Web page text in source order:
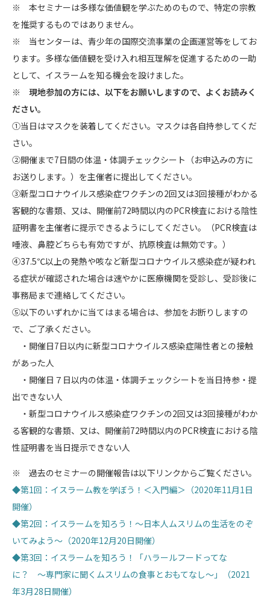
※ 本セミナーは多様な価値観を学ぶためのもので、特定の宗教
を推奨するものではありません。
※ 当センターは、青少年の国際交流事業の企画運営等をしてお
ります。多様な価値観を受け入れ相互理解を促進するための一助
として、イスラームを知る機会を設けました。
※ 現地参加の方には、以下をお願いしますので、よくお読みく
ださい。
①当日はマスクを装着してください。マスクは各自持参してくだ
さい。
②開催まで7日間の体温・体調チェックシート（お申込みの方に
お送りします。）を主催者に提出してください。
③新型コロナウイルス感染症ワクチンの2回又は3回接種がわかる
客観的な書類、又は、開催前72時間以内のPCR検査における陰性
証明書を主催者に提示できるようにしてください。（PCR検査は
唾液、鼻腔どちらも有効ですが、抗原検査は無効です。）
④37.5℃以上の発熱や咳など新型コロナウイルス感染症が疑われ
る症状が確認された場合は速やかに医療機関を受診し、受診後に
事務局まで連絡してください。
⑤以下のいずれかに当てはまる場合は、参加をお断りしますの
で、ご了承ください。
・開催日7日以内に新型コロナウイルス感染症陽性者との接触
があった人
・開催日７日以内の体温・体調チェックシートを当日持参・提
出できない人
・新型コロナウイルス感染症ワクチンの2回又は3回接種がわか
る客観的な書類、又は、開催前72時間以内のPCR検査における陰
性証明書を当日提示できない人
※ 過去のセミナーの開催報告は以下リンクからご覧ください。
◆第1回：イスラーム教を学ぼう！＜入門編＞（2020年11月1日
開催）
◆第2回：イスラームを知ろう！～日本人ムスリムの生活をのぞ
いてみよう～（2020年12月20日開催）
◆第3回：イスラームを知ろう！「ハラールフードってな
に？ 〜専門家に聞くムスリムの食事とおもてなし〜」（2021
年3月28日開催）